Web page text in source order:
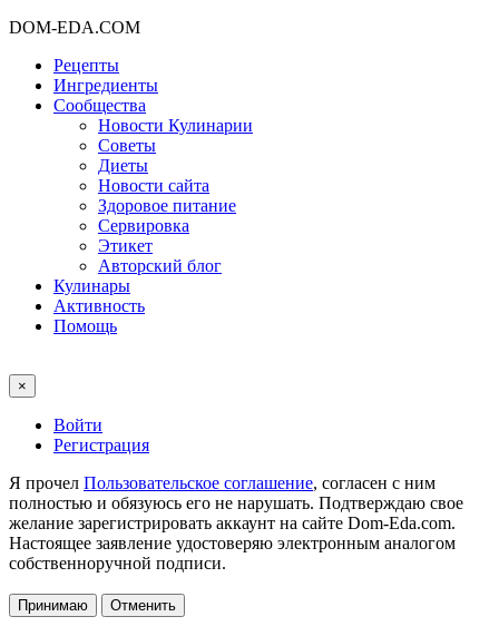
DOM-EDA.COM
Рецепты
Ингредиенты
Сообщества
Новости Кулинарии
Советы
Диеты
Новости сайта
Здоровое питание
Сервировка
Этикет
Авторский блог
Кулинары
Активность
Помощь
×
Войти
Регистрация
Я прочел Пользовательское соглашение, согласен с ним
полностью и обязуюсь его не нарушать. Подтверждаю свое
желание зарегистрировать аккаунт на сайте Dom-Eda.com.
Настоящее заявление удостоверяю электронным аналогом
собственноручной подписи.
Принимаю Отменить